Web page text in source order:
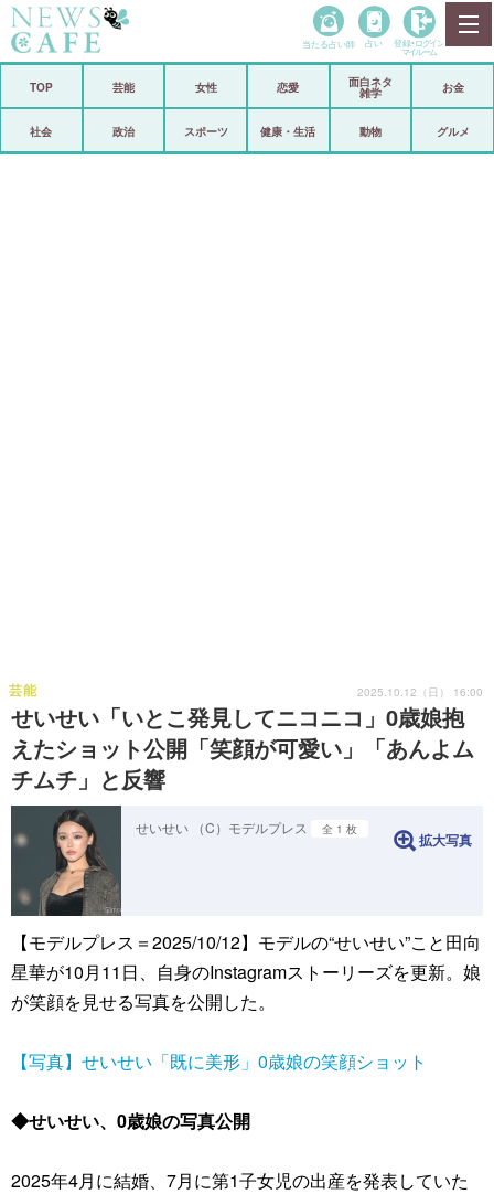
政治
当たる占い師 占い 登録• ログイン
マイルーム
TOP 芸能 女性 恋愛
面白ネタ
雑学
お金
社会 政治 スポーツ 健康・生活 動物 グルメ
せいせい「いとこ発見してニコニコ」0歳娘抱
えたショット公開「笑顔が可愛い」「あんよム
チムチ」と反響
芸能 2025.10.12（日） 16:00
せいせい （C）モデルプレス 全 1 枚
拡大写真
【モデルプレス＝2025/10/12】モデルの“せいせい”こと田向
星華が10月11日、自身のInstagramストーリーズを更新。娘
が笑顔を見せる写真を公開した。
【写真】せいせい「既に美形」0歳娘の笑顔ショット
◆せいせい、0歳娘の写真公開
2025年4月に結婚、7月に第1子女児の出産を発表していた